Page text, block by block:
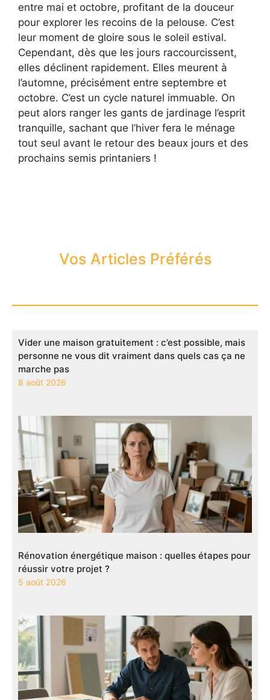
entre mai et octobre, profitant de la douceur
pour explorer les recoins de la pelouse. C’est
leur moment de gloire sous le soleil estival.
Cependant, dès que les jours raccourcissent,
elles déclinent rapidement. Elles meurent à
l’automne, précisément entre septembre et
octobre. C’est un cycle naturel immuable. On
peut alors ranger les gants de jardinage l’esprit
tranquille, sachant que l’hiver fera le ménage
tout seul avant le retour des beaux jours et des
prochains semis printaniers !
Vos Articles Préférés
Vider une maison gratuitement : c’est possible, mais
personne ne vous dit vraiment dans quels cas ça ne
marche pas
8 août 2026
Rénovation énergétique maison : quelles étapes pour
réussir votre projet ?
5 août 2026